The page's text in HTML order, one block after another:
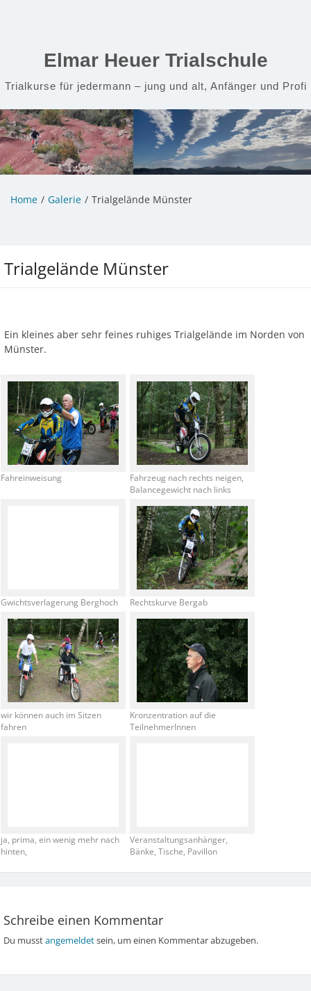
Elmar Heuer Trialschule
Trialkurse für jedermann – jung und alt, Anfänger und Profi
Home Galerie Trialgelände Münster
Trialgelände Münster
Ein kleines aber sehr feines ruhiges Trialgelände im Norden von
Münster.
Fahreinweisung
Fahrzeug nach rechts neigen,
Balancegewicht nach links
Gwichtsverlagerung Berghoch Rechtskurve Bergab
wir können auch im Sitzen
fahren
Kronzentration auf die
TeilnehmerInnen
ja, prima, ein wenig mehr nach
hinten,
Veranstaltungsanhänger,
Bänke, Tische, Pavillon
Schreibe einen Kommentar
Du musstangemeldetsein, um einen Kommentar abzugeben.